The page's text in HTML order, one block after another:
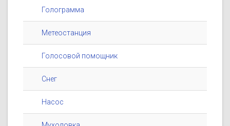
Голограмма
Метеостанция
Голосовой помощник
Снег
Насос